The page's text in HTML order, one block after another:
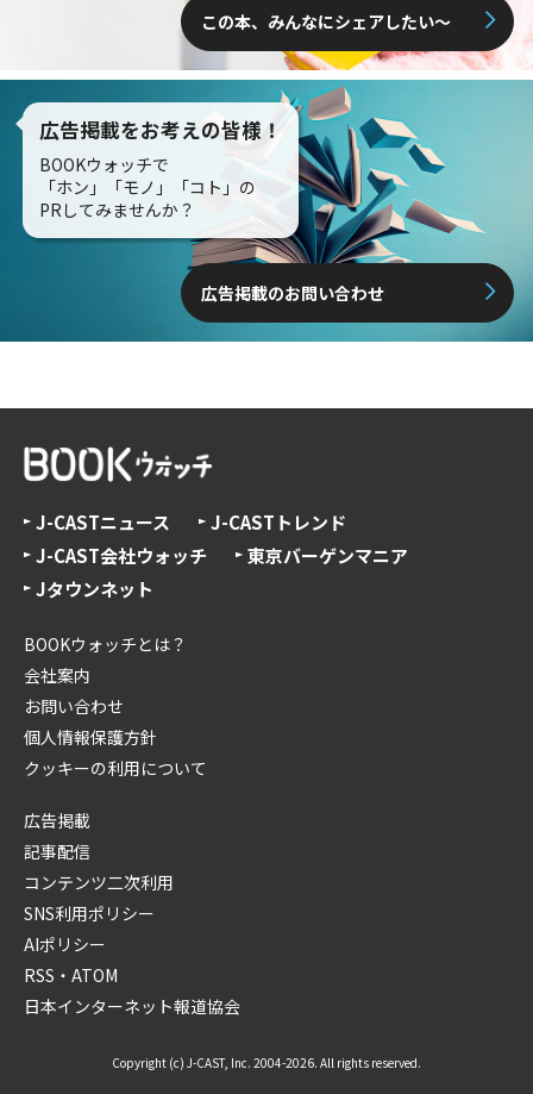
この本、みんなにシェアしたい〜
広告掲載をお考えの皆様！
BOOKウォッチで
「ホン」「モノ」「コト」の
PRしてみませんか？
広告掲載のお問い合わせ
J-CASTニュース
J-CASTトレンド
J-CAST会社ウォッチ
東京バーゲンマニア
Jタウンネット
BOOKウォッチとは？
会社案内
お問い合わせ
個人情報保護方針
クッキーの利用について
広告掲載
記事配信
コンテンツ二次利用
SNS利用ポリシー
AIポリシー
RSS・ATOM
日本インターネット報道協会
Copyright (c) J-CAST, Inc. 2004-2026. All rights reserved.